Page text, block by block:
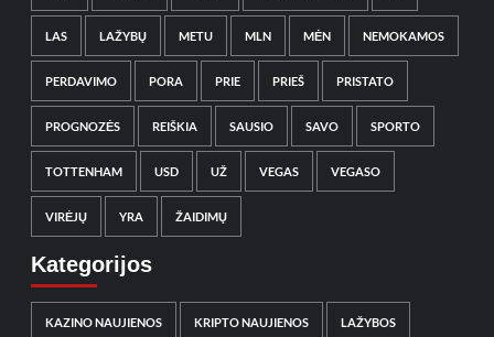
LAS LAŽYBŲ METU MLN MĖN NEMOKAMOS
PERDAVIMO PORA PRIE PRIEŠ PRISTATO
PROGNOZĖS REIŠKIA SAUSIO SAVO SPORTO
TOTTENHAM USD UŽ VEGAS VEGASO
VIRĖJŲ YRA ŽAIDIMŲ
Kategorijos
KAZINO NAUJIENOS KRIPTO NAUJIENOS LAŽYBOS